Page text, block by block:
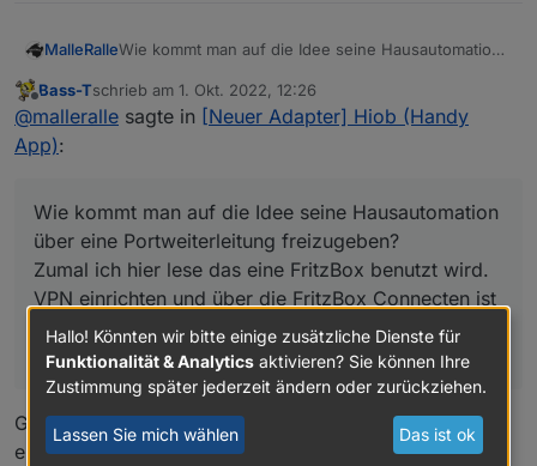
MalleRalleWie kommt man auf die Idee seine Hausautomation
Zumal ich hier lese das eine FritzBox benutzt wird.
VPN einrichten und über die FritzBox Connecten ist
Offline
Bass-Tschrieb am 1. Okt. 2022, 12:26
zuletzt editiert von
@malleralle sagte in [Neuer Adapter] Hiob (Handy
App):
Wie kommt man auf die Idee seine Hausautomation
über eine Portweiterleitung freizugeben?
Zumal ich hier lese das eine FritzBox benutzt wird.
VPN einrichten und über die FritzBox Connecten ist
ziemlich sicher.
Alles andere ist Dilletantisch.
Ganz einfach; Man macht sein Netzwer sicher und
erspart sich damit das VPN aufbauen.
Hallo! Könnten wir bitte einige zusätzliche Dienste für
Funktionalität & Analytics aktivieren? Sie können Ihre
Zustimmung später jederzeit ändern oder zurückziehen.
Lassen Sie mich wählen Das ist ok